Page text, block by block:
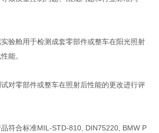
舱用于检测成套零部件或整车在阳光照射
能。
零部件或整车在照射后性能的更改进行评
合标准MIL-STD-810, DIN75220, BMW P